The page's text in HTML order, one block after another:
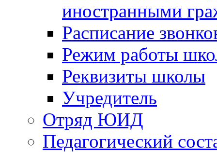
иностранными
Расписание
Режим работы
Реквизиты школы
Учредитель
Отряд ЮИД
Педагогический